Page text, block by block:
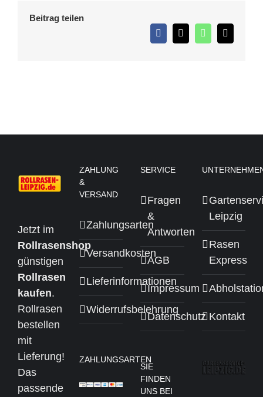
Beitrag teilen
Facebook
X WhatsApp
E-
Mail
Jetzt im
Rollrasenshop
günstigen
Rollrasen
kaufen.
Rollrasen
bestellen
mit
Lieferung!
Das
passende
ZAHLUNG
&
VERSAND
Zahlungsarten
Versandkosten
Lieferinformationen
Widerrufsbelehrung
ZAHLUNGSARTEN
SERVICE
Fragen
&
Antworten
AGB
Impressum
Datenschutz
SIE
FINDEN
UNS BEI
Leipzig
Rasen
Express
Kontakt